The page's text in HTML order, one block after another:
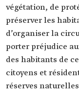
végétation, de
préserver les
d’organiser la
porter préjudice
des habitants de
citoyens et
réserves